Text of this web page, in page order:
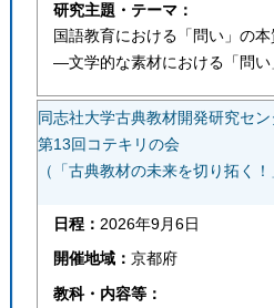
研究主題・テーマ：
国語教育における「問い」の
―文学的な素材における「問
同志社大学古典教材開発研究セン
第13回コテキリの会
（「古典教材の未来を切り拓く！
日程： 2026年9月6日
開催地域：京都府
教科・内容等：